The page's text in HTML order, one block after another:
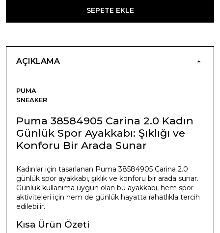
SEPETE EKLE
AÇIKLAMA
PUMA
SNEAKER
Puma 38584905 Carina 2.0 Kadın
Günlük Spor Ayakkabı: Şıklığı ve
Konforu Bir Arada Sunar
Kadınlar için tasarlanan Puma 38584905 Carina 2.0
günlük spor ayakkabı, şıklık ve konforu bir arada sunar.
Günlük kullanıma uygun olan bu ayakkabı, hem spor
aktiviteleri için hem de günlük hayatta rahatlıkla tercih
edilebilir.
Kısa Ürün Özeti